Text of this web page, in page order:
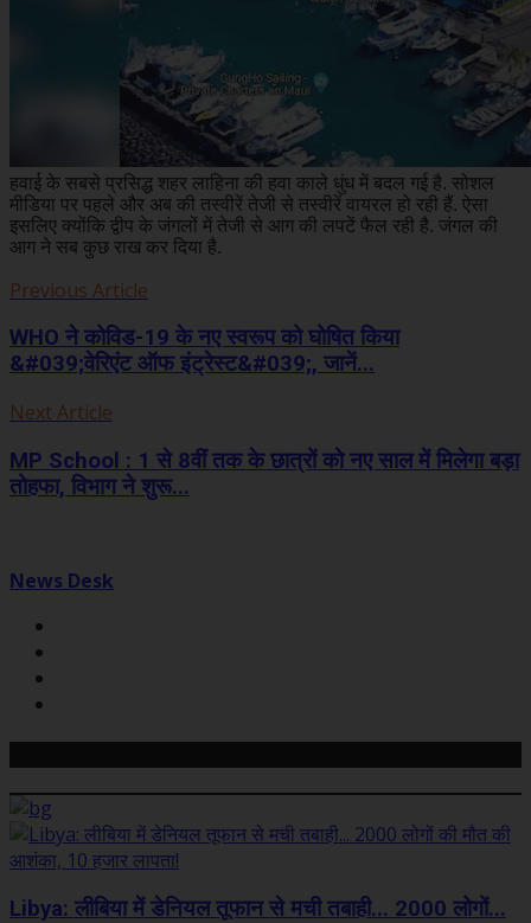
हवाई के सबसे प्रसिद्ध शहर लाहिना की हवा काले धुंध में बदल गई है. सोशल
मीडिया पर पहले और अब की तस्वीरें तेजी से तस्वीरें वायरल हो रही हैं. ऐसा
इसलिए क्योंकि द्वीप के जंगलों में तेजी से आग की लपटें फैल रही है. जंगल की
आग ने सब कुछ राख कर दिया है.
Previous Article
WHO ने कोविड-19 के नए स्वरूप को घोषित किया
&#039;वेरिएंट ऑफ इंट्रेस्ट&#039;, जानें...
Next Article
MP School : 1 से 8वीं तक के छात्रों को नए साल में मिलेगा बड़ा
तोहफा, विभाग ने शुरू...
News Desk
Libya: लीबिया में डेनियल तूफान से मची तबाही... 2000 लोगों...